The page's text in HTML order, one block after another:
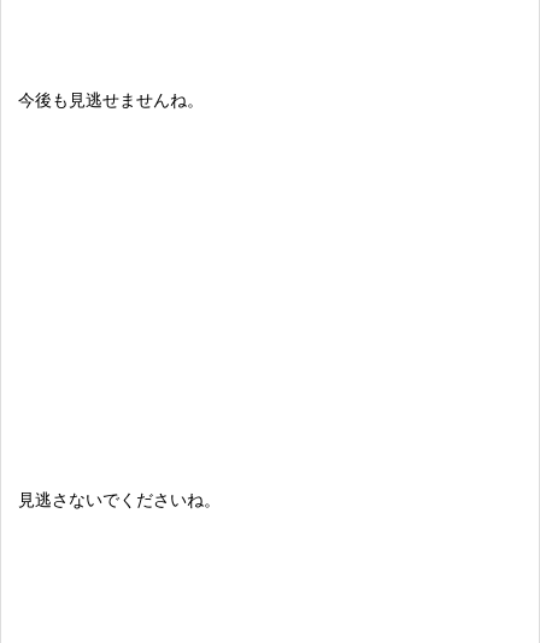
今後も見逃せませんね。
見逃さないでくださいね。